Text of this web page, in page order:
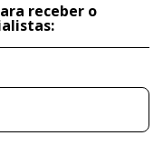
receber o